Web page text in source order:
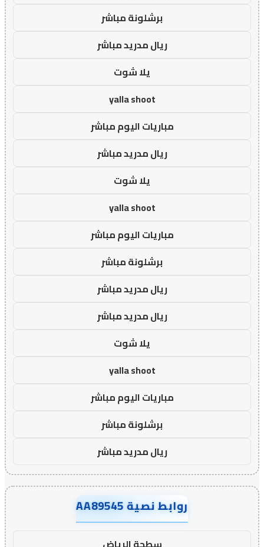
برشلونة مباشر
ريال مدريد مباشر
يلا شوت
yalla shoot
مباريات اليوم مباشر
ريال مدريد مباشر
يلا شوت
yalla shoot
مباريات اليوم مباشر
برشلونة مباشر
ريال مدريد مباشر
ريال مدريد مباشر
يلا شوت
yalla shoot
مباريات اليوم مباشر
برشلونة مباشر
ريال مدريد مباشر
روابط نصية AA89545